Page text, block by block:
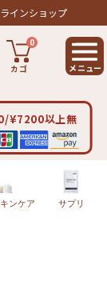
インショップ
カゴ
0
¥7200以上無
ンケア サプリ